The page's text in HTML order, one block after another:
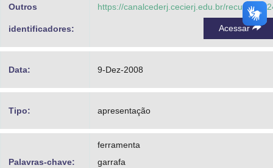
Outros
identificadores:
https://canalcederj.cecierj.edu.br/recurso/
Acessar
Data: 9-Dez-2008
Tipo: apresentação
Palavras-chave:
ferramenta
garrafa